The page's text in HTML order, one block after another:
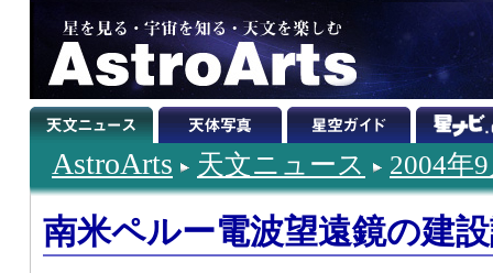
AstroArts 天文ニュース 2004年
南米ペルー電波望遠鏡の建